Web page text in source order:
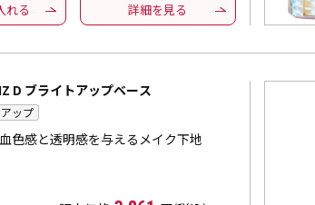
れる 詳細を見る
D ブライトアップベース
ップ
色感と透明感を与えるメイク下地